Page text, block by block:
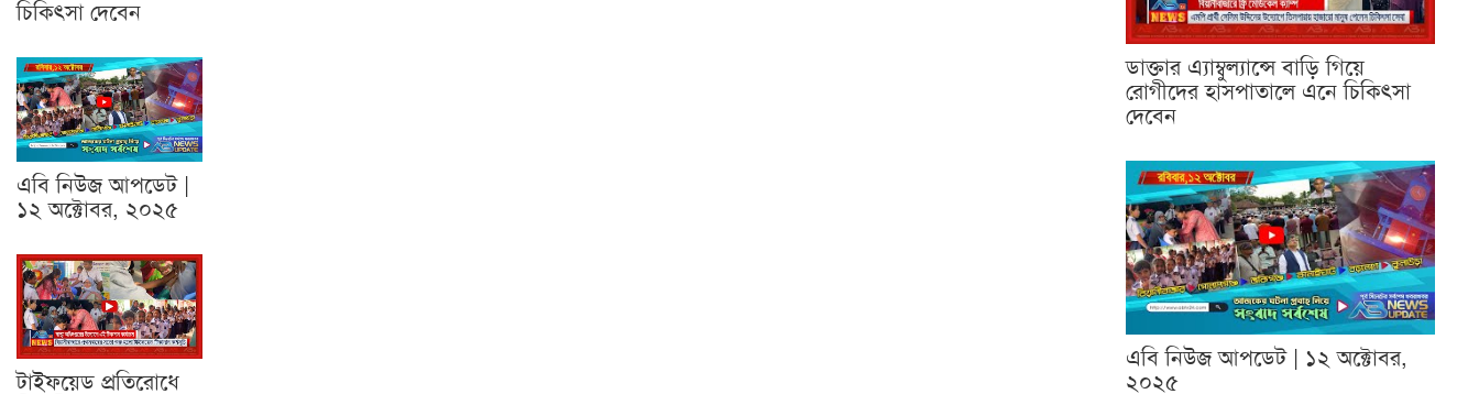
চিকিৎসা দেবেন
এবি নিউজ আপডেট |
১২ অক্টোবর, ২০২৫
টাইফয়েড প্রতিরোধে
ডাক্তার এ্যাম্বুল্যান্সে বাড়ি গিয়ে
রোগীদের হাসপাতালে এনে চিকিৎসা
দেবেন
এবি নিউজ আপডেট | ১২ অক্টোবর,
২০২৫